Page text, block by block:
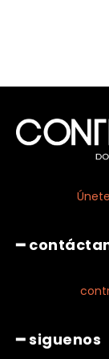
━
━ siguenos